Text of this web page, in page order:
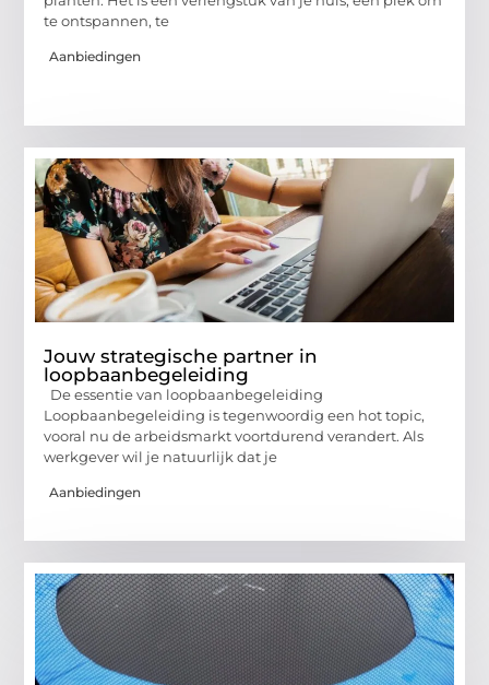
te ontspannen, te
Aanbiedingen
Jouw strategische partner in
loopbaanbegeleiding
De essentie van loopbaanbegeleiding
Loopbaanbegeleiding is tegenwoordig een hot topic,
vooral nu de arbeidsmarkt voortdurend verandert. Als
werkgever wil je natuurlijk dat je
Aanbiedingen